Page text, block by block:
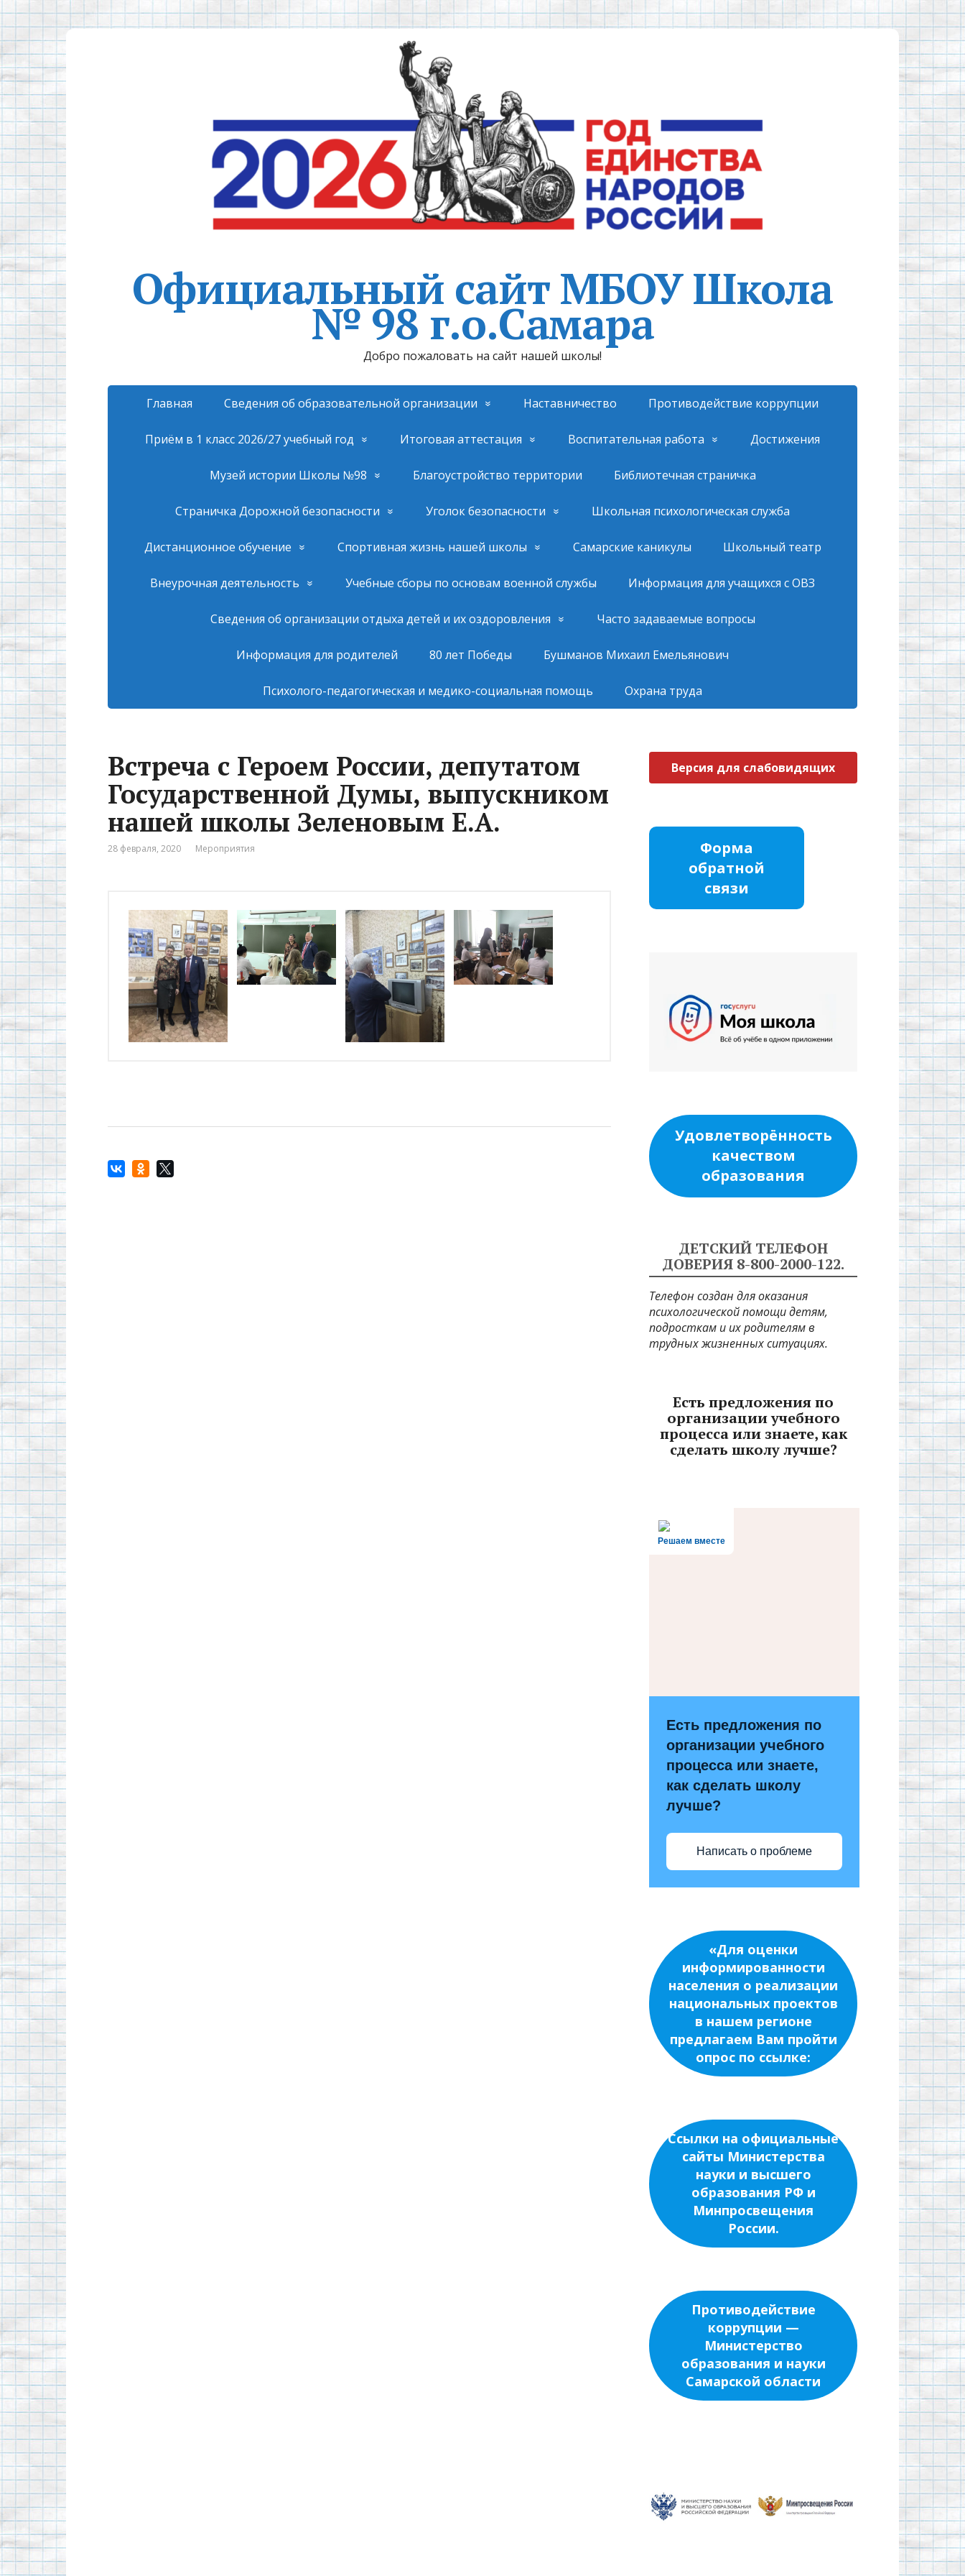
Официальный сайт МБОУ Школа
№ 98 г.о.Самара
Добро пожаловать на сайт нашей школы!
Главная Сведения об образовательной организации Наставничество Противодействие коррупции
Приём в 1 класс 2026/27 учебный год Итоговая аттестация Воспитательная работа Достижения
Музей истории Школы №98 Благоустройство территории Библиотечная страничка
Страничка Дорожной безопасности Уголок безопасности Школьная психологическая служба
Дистанционное обучение Спортивная жизнь нашей школы Самарские каникулы Школьный театр
Внеурочная деятельность Учебные сборы по основам военной службы Информация для учащихся с ОВЗ
Сведения об организации отдыха детей и их оздоровления Часто задаваемые вопросы
Информация для родителей 80 лет Победы Бушманов Михаил Емельянович
Психолого-педагогическая и медико-социальная помощь Охрана труда
Встреча с Героем России, депутатом
Государственной Думы, выпускником
нашей школы Зеленовым Е.А.
28 февраля, 2020 Мероприятия
Версия для слабовидящих
Форма
обратной
связи
Удовлетворённость
качеством
образования
ДЕТСКИЙ ТЕЛЕФОН
ДОВЕРИЯ 8-800-2000-122.
Телефон создан для оказания
психологической помощи детям,
подросткам и их родителям в
трудных жизненных ситуациях.
Есть предложения по
организации учебного
процесса или знаете, как
сделать школу лучше?
Решаем вместе
Есть предложения по
организации учебного
процесса или знаете,
как сделать школу
лучше?
Написать о проблеме
«Для оценки
информированности
населения о реализации
национальных проектов
в нашем регионе
предлагаем Вам пройти
опрос по ссылке:
Ссылки на официальные
сайты Министерства
науки и высшего
образования РФ и
Минпросвещения
России.
Противодействие
коррупции —
Министерство
образования и науки
Самарской области